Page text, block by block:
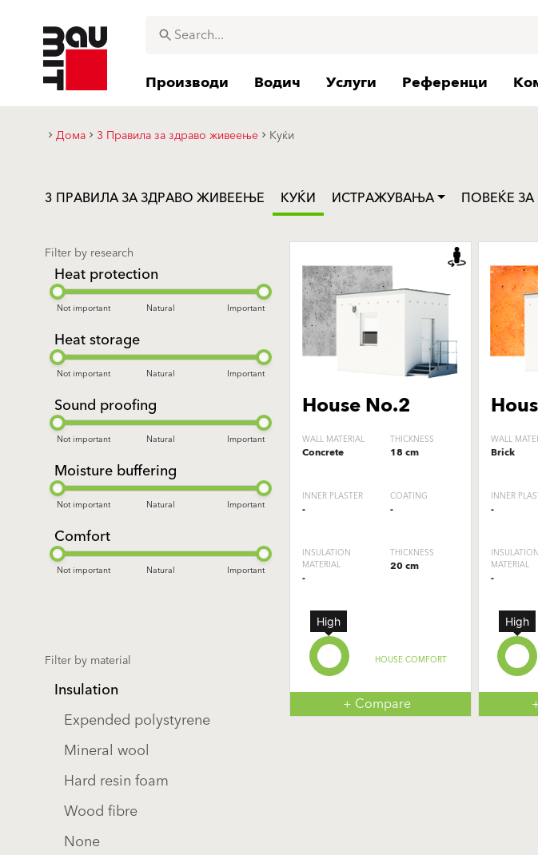
Производи Водич Услуги Референци
Дома 3 Правила за здраво живеење Куќи
3 ПРАВИЛА ЗА ЗДРАВО ЖИВЕЕЊЕ КУЌИ ИСТРАЖУВАЊА ПОВЕЌЕ
Filter by research
Heat protection
Not important Natural Important
Heat storage
Not important Natural Important
Sound proofing
Not important Natural Important
Moisture buffering
Not important Natural Important
Comfort
Not important Natural Important
Filter by material
Insulation
Expended polystyrene
Mineral wool
Hard resin foam
Wood fibre
None
House No.2
WALL MATERIAL
Concrete
THICKNESS
18 cm
INNER PLASTER
-
COATING
-
INSULATION
MATERIAL
-
THICKNESS
20 cm
HOUSE COMFORT
+ Compare
WALL
Brick
INNER
-
INSULATION
MATERIAL
-
High High